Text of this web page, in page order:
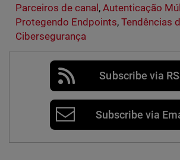
Parceiros de canal, Autenticação
Protegendo Endpoints, Tendências
Cibersegurança
Subscribe via
Subscribe via